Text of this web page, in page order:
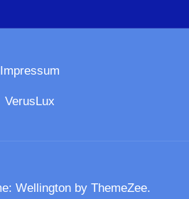
Impressum
VerusLux
Wellington by ThemeZee.